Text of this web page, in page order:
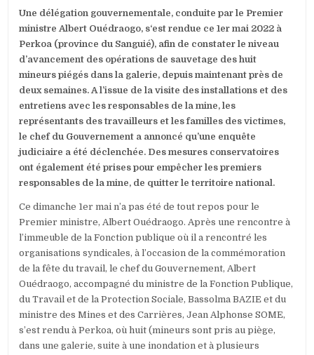
POUR
EMPÊCHER
LES
DE
LA
QUITTER
TERRITOIRE
Une délégation gouvernementale, conduite par le Premier
ministre Albert Ouédraogo, s‘est rendue ce 1er mai 2022 à
Perkoa (province du Sanguié), afin de constater le niveau
d’avancement des opérations de sauvetage des huit
mineurs piégés dans la galerie, depuis maintenant près de
deux semaines. A l’issue de la visite des installations et des
entretiens avec les responsables de la mine, les
représentants des travailleurs et les familles des victimes,
le chef du Gouvernement a annoncé qu’une enquête
judiciaire a été déclenchée. Des mesures conservatoires
ont également été prises pour empêcher les premiers
responsables de la mine, de quitter le territoire national.
Ce dimanche 1er mai n’a pas été de tout repos pour le
Premier ministre, Albert Ouédraogo. Après une rencontre à
l’immeuble de la Fonction publique où il a rencontré les
organisations syndicales, à l’occasion de la commémoration
de la fête du travail, le chef du Gouvernement, Albert
Ouédraogo, accompagné du ministre de la Fonction Publique,
du Travail et de la Protection Sociale, Bassolma BAZIE et du
ministre des Mines et des Carrières, Jean Alphonse SOME,
s’est rendu à Perkoa, où huit (mineurs sont pris au piège,
dans une galerie, suite à une inondation et à plusieurs